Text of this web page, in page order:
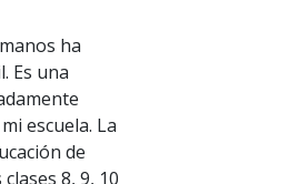
ha
Es una
escuela. La
de
8, 9, 10